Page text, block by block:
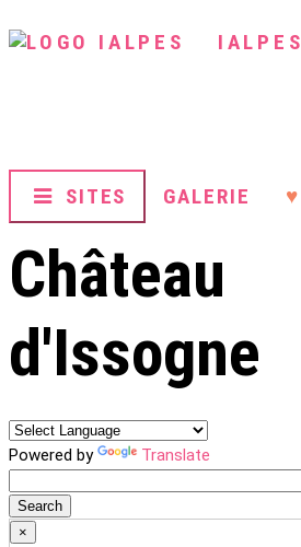
IALPES
SITES GALERIE ♥
Château
d'Issogne
Powered by Translate
×